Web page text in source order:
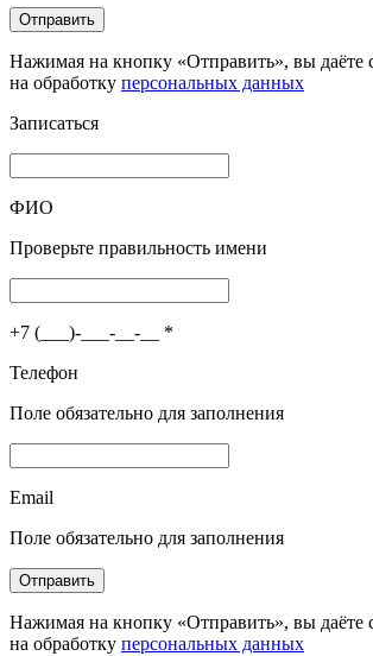
Отправить
Нажимая на кнопку «Отправить», вы даёте
на обработку персональных данных
Записаться
ФИО
Проверьте правильность имени
+7 (___)-___-__-__ *
Телефон
Поле обязательно для заполнения
Email
Поле обязательно для заполнения
Отправить
Нажимая на кнопку «Отправить», вы даёте
на обработку персональных данных